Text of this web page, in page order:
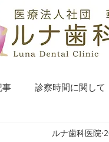
事 診察時間に関して
ルナ歯科医院